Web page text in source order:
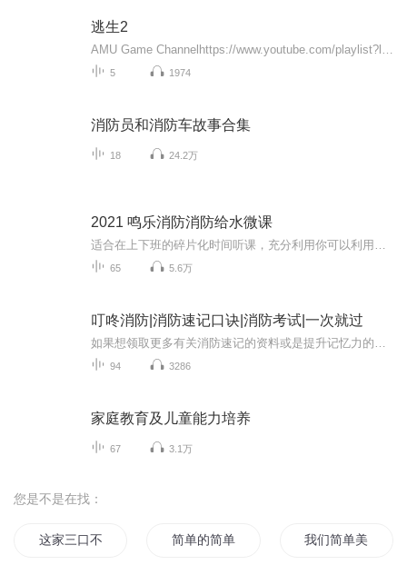
逃生2
5 1974
消防员和消防车故事合集
18 24.2万
2021 鸣乐消防消防给水微课
65 5.6万
叮咚消防|消防速记口诀|消防考试|一次就过
94 3286
家庭教育及儿童能力培养
67 3.1万
您是不是在找：
这家三口不简单 简单的简单 我们简单美好的